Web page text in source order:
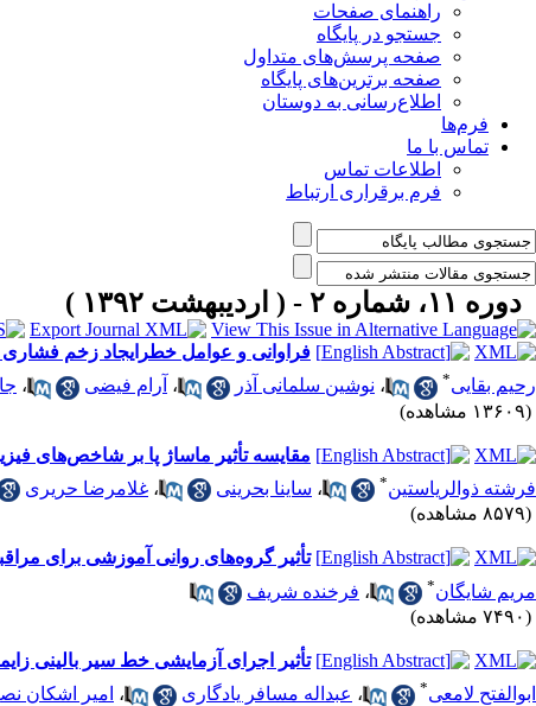
راهنمای صفحات
جستجو در پایگاه
صفحه پرسش‌های متداول
صفحه برترین‌های پایگاه
اطلاع‌رسانی به دوستان
فرم‌ها
تماس با ما
اطلاعات تماس
فرم برقراری ارتباط
دوره ۱۱، شماره ۲ - ( اردیبهشت ۱۳۹۲ )
فراوانی و عوامل خطرایجاد زخم
رحیم بقایی* ، نوشین سلمانی آذر ، آرام فیضی ،
(۱۳۶۰۹ مشاهده)
مقایسه تأثیر ماساژ پا بر شاخص‌های
فرشته ذوالریاستین* ، ساینا بحرینی ، غلامرضا حریری
(۸۵۷۹ مشاهده)
تأثیر گروه‌های روانی آموزشی برای
مریم شایگان* ، فرخنده شریف
(۷۴۹۰ مشاهده)
تأثیر اجرای آزمایشی خط سیر بالینی
ابوالفتح لامعی* ، عبداله مسافر یادگاری ، امیر اشکان